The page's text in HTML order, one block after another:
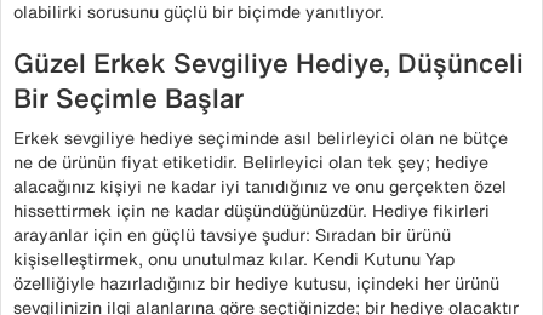
olabilirki sorusunu güçlü bir biçimde yanıtlıyor.
Güzel Erkek Sevgiliye Hediye, Düşünceli
Bir Seçimle Başlar
Erkek sevgiliye hediye seçiminde asıl belirleyici olan ne bütçe
ne de ürünün fiyat etiketidir. Belirleyici olan tek şey; hediye
alacağınız kişiyi ne kadar iyi tanıdığınız ve onu gerçekten özel
hissettirmek için ne kadar düşündüğünüzdür. Hediye fikirleri
arayanlar için en güçlü tavsiye şudur: Sıradan bir ürünü
kişiselleştirmek, onu unutulmaz kılar. Kendi Kutunu Yap
özelliğiyle hazırladığınız bir hediye kutusu, içindeki her ürünü
sevgilinizin ilgi alanlarına göre seçtiğinizde; bir hediye olacaktır